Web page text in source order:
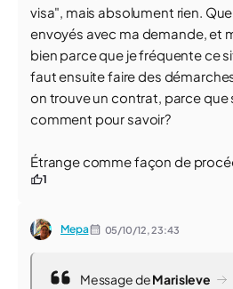
visa", mais absolument rien.
envoyés avec ma demande, et
bien parce que je fréquente ce
faut ensuite faire des
on trouve un contrat, parce que
comment pour savoir?
Étrange comme façon de
1
Mepa 05/10/12,23:43
Message deMarisleve